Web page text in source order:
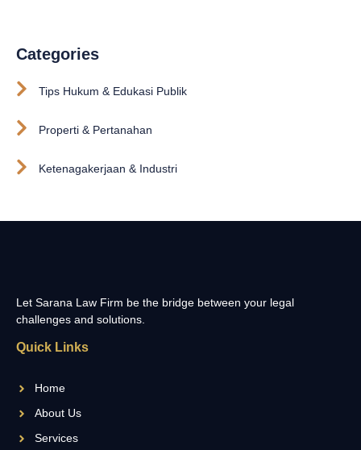
Categories
Tips Hukum & Edukasi Publik
Properti & Pertanahan
Ketenagakerjaan & Industri
Let Sarana Law Firm be the bridge between your legal
challenges and solutions.
Quick Links
Home
About Us
Services